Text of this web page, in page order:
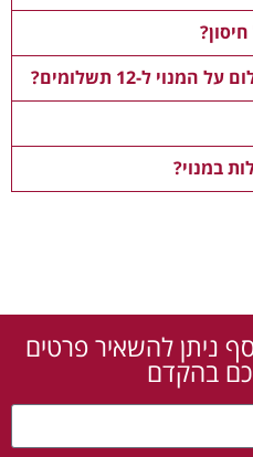
ל-12 תשלומים?
במנוי?
ניתן להשאיר פרטים
בהקדם